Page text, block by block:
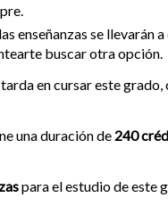
enseñanzas se llevarán
buscar otra opción.
tarda en cursar este
una duración de 240
para el estudio de este